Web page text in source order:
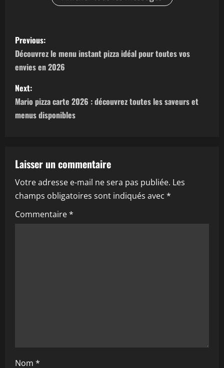
P
o
s
t
n
v
i
g
a
Previous:
Découvrez le menu instant pizza idéal pour toutes vos
envies en 2026
Next:
Mario pizza carte 2026 : découvrez toutes les saveurs et
menus disponibles
Laisser un commentaire
Votre adresse e-mail ne sera pas publiée. Les
champs obligatoires sont indiqués avec *
Commentaire*
Nom *